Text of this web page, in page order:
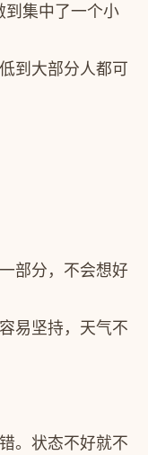
到集中了一个小
到大部分人都可
部分，不会想好
易坚持，天气不
。状态不好就不